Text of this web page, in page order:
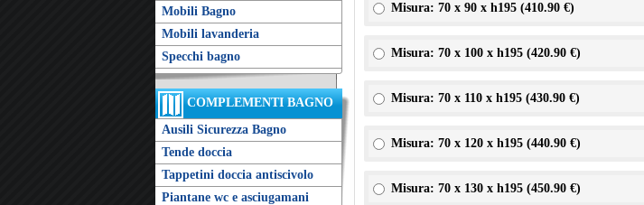
Mobili Bagno
Mobili lavanderia
Specchi bagno
COMPLEMENTI BAGNO
Ausili Sicurezza Bagno
Tende doccia
Tappetini doccia antiscivolo
Piantane wc e asciugamani
Misura: 70 x 90 x h195 (410.90 €)
Misura: 70 x 100 x h195 (420.90 €)
Misura: 70 x 110 x h195 (430.90 €)
Misura: 70 x 120 x h195 (440.90 €)
Misura: 70 x 130 x h195 (450.90 €)